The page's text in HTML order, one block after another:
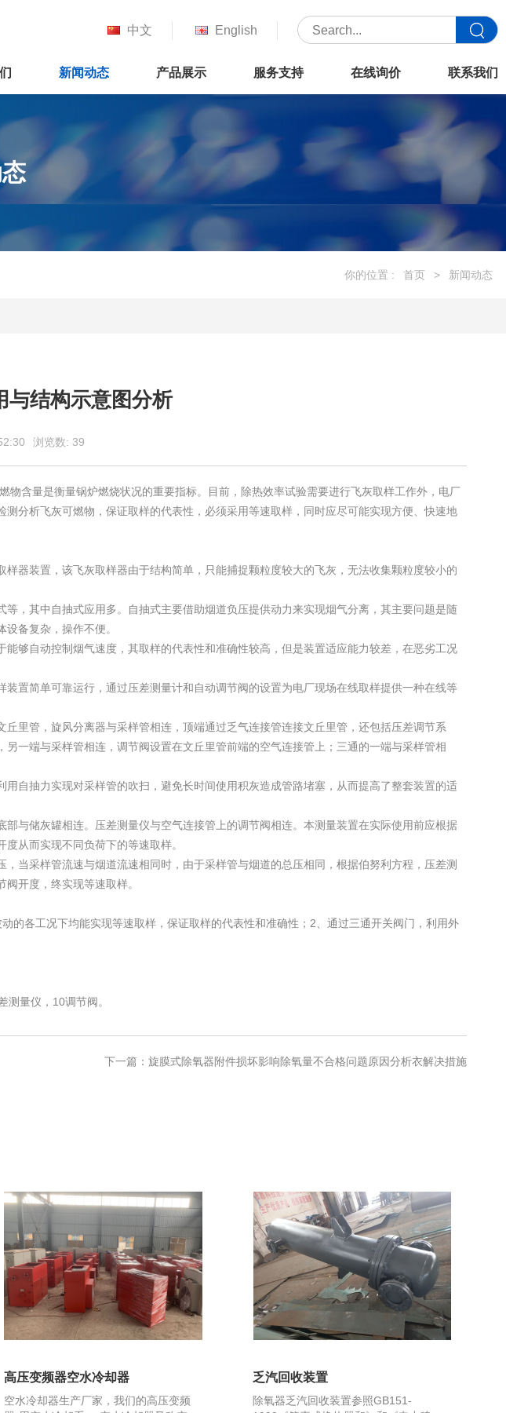
中文 English
新闻动态 产品展示 服务支持 在线询价 联系我们
你的位置 : 首页 > 新闻动态
与结构示意图分析
浏览数: 39
含量是衡量锅炉燃烧状况的重要指标。目前，除热效率试验需要进行飞灰取样工作外，电厂
分析飞灰可燃物，保证取样的代表性，必须采用等速取样，同时应尽可能实现方便、快速地
器装置，该飞灰取样器由于结构简单，只能捕捉颗粒度较大的飞灰，无法收集颗粒度较小的
，其中自抽式应用多。自抽式主要借助烟道负压提供动力来实现烟气分离，其主要问题是随
备复杂，操作不便。
够自动控制烟气速度，其取样的代表性和准确性较高，但是装置适应能力较差，在恶劣工况
置简单可靠运行，通过压差测量计和自动调节阀的设置为电厂现场在线取样提供一种在线等
里管，旋风分离器与采样管相连，顶端通过乏气连接管连接文丘里管，还包括压差调节系
一端与采样管相连，调节阀设置在文丘里管前端的空气连接管上；三通的一端与采样管相
自抽力实现对采样管的吹扫，避免长时间使用积灰造成管路堵塞，从而提高了整套装置的适
与储灰罐相连。压差测量仪与空气连接管上的调节阀相连。本测量装置在实际使用前应根据
从而实现不同负荷下的等速取样。
当采样管流速与烟道流速相同时，由于采样管与烟道的总压相同，根据伯努利方程，压差测
开度，终实现等速取样。
的各工况下均能实现等速取样，保证取样的代表性和准确性；2、通过三通开关阀门，利用外
量仪，10调节阀。
下一篇：旋膜式除氧器附件损坏影响除氧量不合格问题原因分析衣解决措施
高压变频器空水冷却器
空水冷却器生产厂家，我们的高压变频
乏汽回收装置
除氧器乏汽回收装置参照GB151-